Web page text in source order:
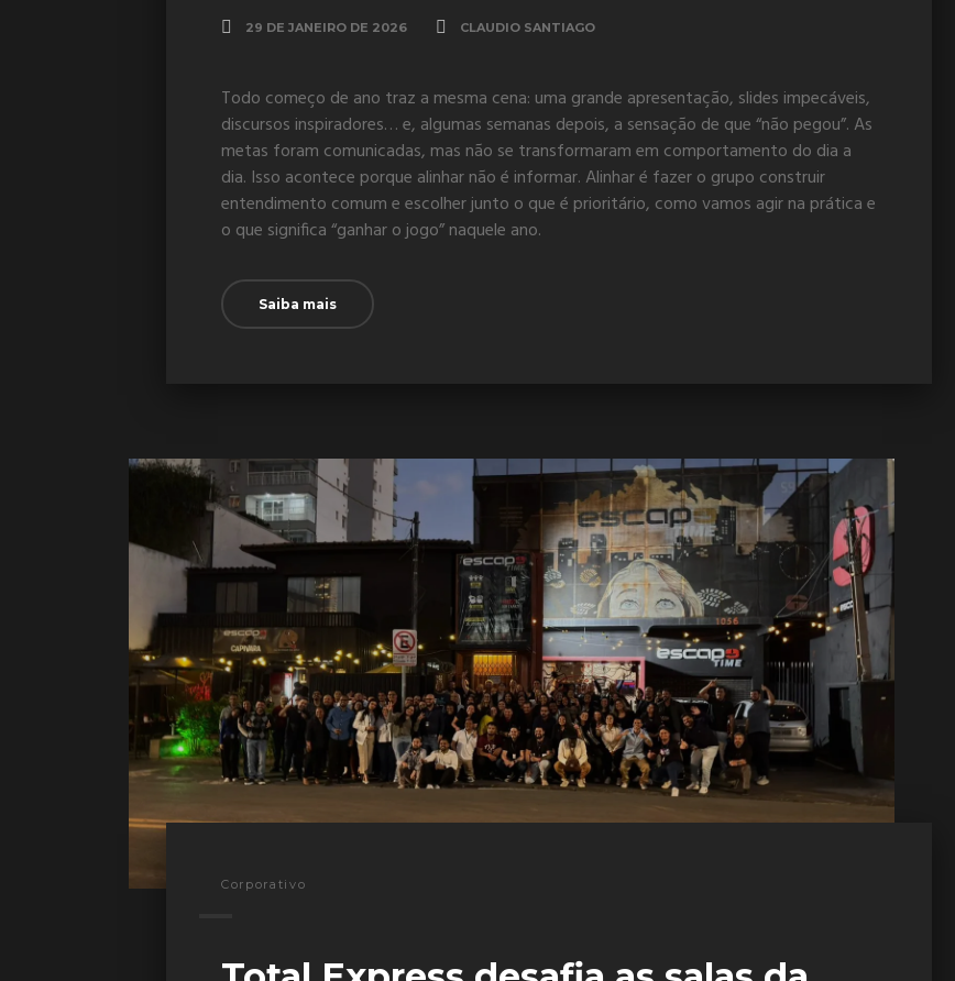
29 DE JANEIRO DE 2026 CLAUDIO SANTIAGO
Todo começo de ano traz a mesma cena: uma grande apresentação, slides impecáveis,
discursos inspiradores… e, algumas semanas depois, a sensação de que “não pegou”. As
metas foram comunicadas, mas não se transformaram em comportamento do dia a
dia. Isso acontece porque alinhar não é informar. Alinhar é fazer o grupo construir
entendimento comum e escolher junto o que é prioritário, como vamos agir na prática e
o que significa “ganhar o jogo” naquele ano.
Saiba mais
Corporativo